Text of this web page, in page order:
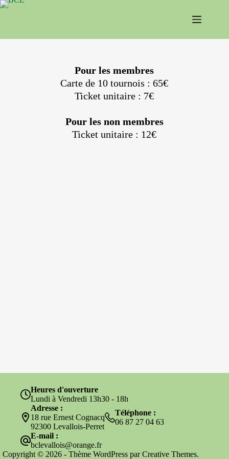
Pour les membres
Carte de 10 tournois : 65€
Ticket unitaire : 7€
Pour les non membres
Ticket unitaire : 12€
Heures d'ouverture
Lundi à Vendredi 13h30 - 18h
Adresse :
18 rue Ernest Cognacq
92300 Levallois-Perret
Téléphone :
06 87 27 04 63
E-mail :
bclevallois@orange.fr
Copyright © 2026 - Thème WordPress parCreative Themes.